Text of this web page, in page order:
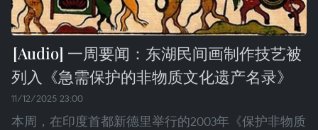
一周要闻：东湖民间画制作技艺被
列入《急需保护的非物质文化遗产名录》
11/12/2025 23:00
本周，在印度首都新德里举行的2003年《保护非物质